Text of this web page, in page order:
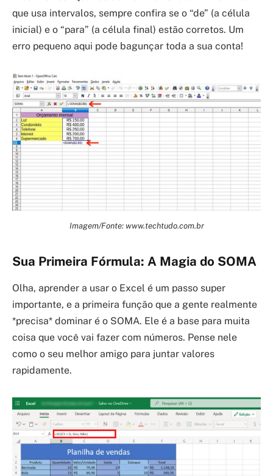
que usa intervalos, sempre confira se o “de” (a célula
inicial) e o “para” (a célula final) estão corretos. Um
erro pequeno aqui pode bagunçar toda a sua conta!
Imagem/Fonte: www.techtudo.com.br
Sua Primeira Fórmula: A Magia do SOMA
Olha, aprender a usar o Excel é um passo super
importante, e a primeira função que a gente realmente
*precisa* dominar é o SOMA. Ele é a base para muita
coisa que você vai fazer com números. Pense nele
como o seu melhor amigo para juntar valores
rapidamente.